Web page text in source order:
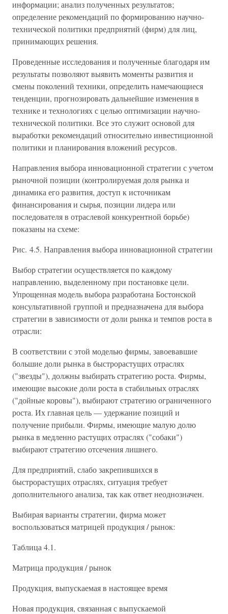
информации; анализ полученных результатов;
определение рекомендаций по формированию научно-
технической политики предприятий (фирм) для лиц,
принимающих решения.
Проведенные исследования и полученные благодаря им
результаты позволяют выявить моменты развития и
смены поколений техники, определить намечающиеся
тенденции, прогнозировать дальнейшие изменения в
технике и технологиях с целью оптимизации научно-
технической политики. Все это служит основой для
выработки рекомендаций относительно инвестиционной
политики и планирования вложений ресурсов.
Направления выбора инновационной стратегии с учетом
рыночной позиции (контролируемая доля рынка и
динамика его развития, доступ к источникам
финансирования и сырья, позиции лидера или
последователя в отраслевой конкурентной борьбе)
показаны на схеме:
Рис. 4.5. Направления выбора инновационной стратегии
Выбор стратегии осуществляется по каждому
направлению, выделенному при постановке цели.
Упрощенная модель выбора разработана Бостонской
консультативной группой и предназначена для выбора
стратегии в зависимости от доли рынка и темпов роста в
отрасли:
В соответствии с этой моделью фирмы, завоевавшие
большие доли рынка в быстрорастущих отраслях
("звезды"), должны выбирать стратегию роста. Фирмы,
имеющие высокие доли роста в стабильных отраслях
("дойные коровы"), выбирают стратегию ограниченного
роста. Их главная цель — удержание позиций и
получение прибыли. Фирмы, имеющие малую долю
рынка в медленно растущих отраслях ("собаки")
выбирают стратегию отсечения лишнего.
Для предприятий, слабо закрепившихся в
быстрорастущих отраслях, ситуация требует
дополнительного анализа, так как ответ неоднозначен.
Выбирая варианты стратегии, фирма может
воспользоваться матрицей продукция / рынок:
Таблица 4.1.
Матрица продукция / рынок
Продукция, выпускаемая в настоящее время
Новая продукция, связанная с выпускаемой